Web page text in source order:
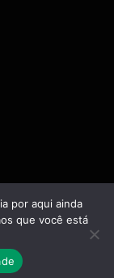
por aqui ainda
que você está